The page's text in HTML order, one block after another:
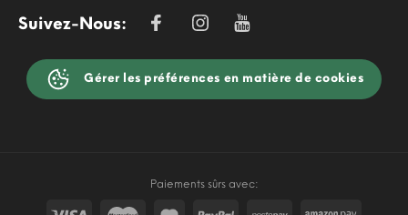
Suivez-Nous:
Gérer les préférences en matière de cookies
Paiements sûrs avec: